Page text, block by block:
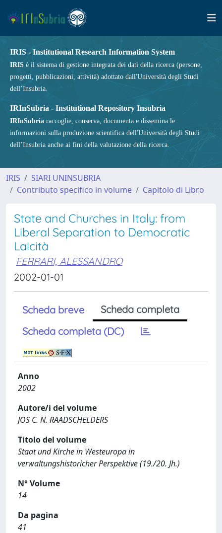
IRIS - Institutional Research Information System
IRIS è il sistema di gestione integrata dei dati della ricerca (persone,
progetti, pubblicazioni, attività) adottato dall'Università degli Studi
dell’Insubria.
IRInSubria - Institutional Repository Insubria
IRInSubria raccoglie, conserva, documenta e dissemina le
informazioni sulla produzione scientifica dell'Università degli Studi
dell’Insubria anche ai fini della valutazione della ricerca.
IRIS
SIARI UNINSUBRIA
Contributo specifico in volume
Capitolo di Libro
State and Churches in Italy: from
Liberal Separation to Democratic
Laicità
FERRARI, ALESSANDRO
2002-01-01
Scheda breve
Scheda completa
Scheda completa (DC)
Anno
2002
Autore/i del volume
JOS C. N. RAADSCHELDERS
Titolo del volume
Staat und Kirche in Westeuropa in
verwaltungshistoricher Perspektive (19./20. Jh.)
N° Volume
14
Da pagina
41